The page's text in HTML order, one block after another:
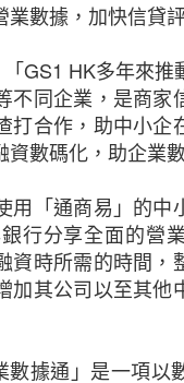
數據，加快信貸
GS1 HK多年來推
不同企業，是商家
打合作，助中小企
數碼化，助企業
用「通商易」的中
行分享全面的營
資時所需的時間，
加其公司以至其他
據通」是一項以
理和安排保險並
的價值。」
業務風險購買相
仍然是業務中斷
小企對這些事件
對以上情況。
行規劃對於中小
中斷時迅速應對
障、財產損失和
企放心並有信心